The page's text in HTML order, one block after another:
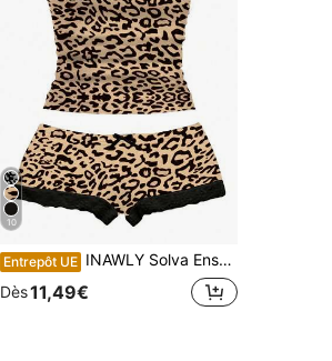
10
Entrepôt UE INAWLY Solva Ensemble 2 pièces Top camisole et short en dentelle contrastée imprimé léopard sexy, pour l'été
Dès11,49€